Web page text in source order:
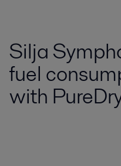
Silja
fuel
with